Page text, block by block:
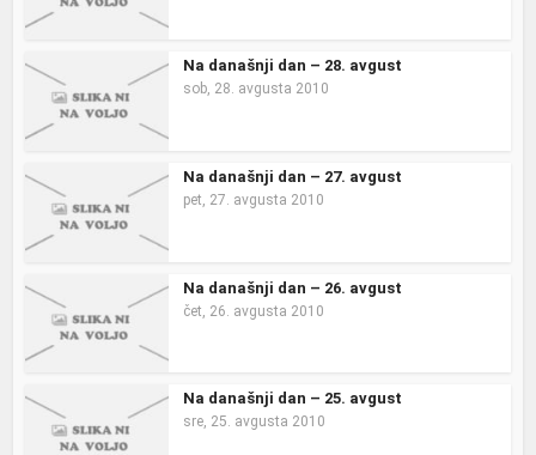
Na današnji dan – 28. avgust
sob, 28. avgusta 2010
Na današnji dan – 27. avgust
pet, 27. avgusta 2010
Na današnji dan – 26. avgust
čet, 26. avgusta 2010
Na današnji dan – 25. avgust
sre, 25. avgusta 2010